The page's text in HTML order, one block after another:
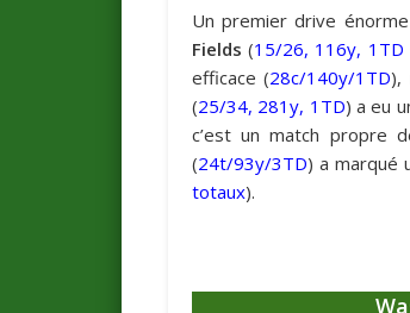
Un premier drive
Fields (15/26, 116y,
efficace (28c/140y/1TD),
(25/34, 281y, 1TD) a eu
c’est un match propre
(24t/93y/3TD) a marqué
totaux).